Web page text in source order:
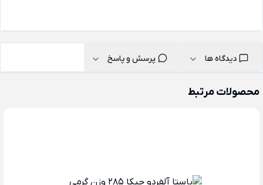
دیدگاه ها پرسش و پاسخ
محصولات مرتبط